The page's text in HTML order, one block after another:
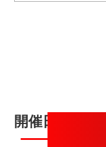
開催日が近い